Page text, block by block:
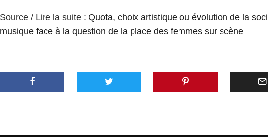
Source / Lire la suite : Quota, choix artistique ou évolution de la
musique face à la question de la place des femmes sur scène